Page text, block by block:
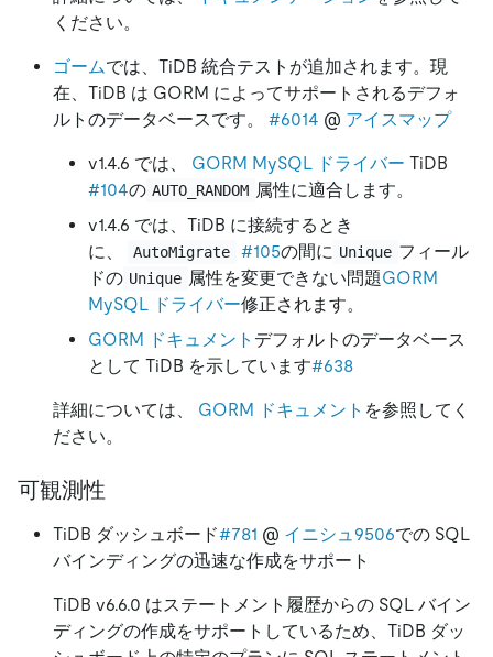
ください。
ゴームでは、TiDB 統合テストが追加されます。現
在、TiDB は GORM によってサポートされるデフォ
ルトのデータベースです。 #6014 @ アイスマップ
v1.4.6 では、 GORM MySQL ドライバー TiDB
#104の AUTO_RANDOM 属性に適合します。
v1.4.6 では、TiDB に接続するとき
に、
AutoMigrate #105の間に Unique フィール
ドの Unique 属性を変更できない問題GORM
MySQL ドライバー修正されます。
GORM ドキュメント デフォルトのデータベース
として TiDB を示しています#638
詳細については、 GORM ドキュメント を参照してく
ださい。
可観測性
TiDB ダッシュボード#781 @ イニシュ9506での SQL
バインディングの迅速な作成をサポート
TiDB v6.6.0 はステートメント履歴からの SQL バイン
ディングの作成をサポートしているため、TiDB ダッ